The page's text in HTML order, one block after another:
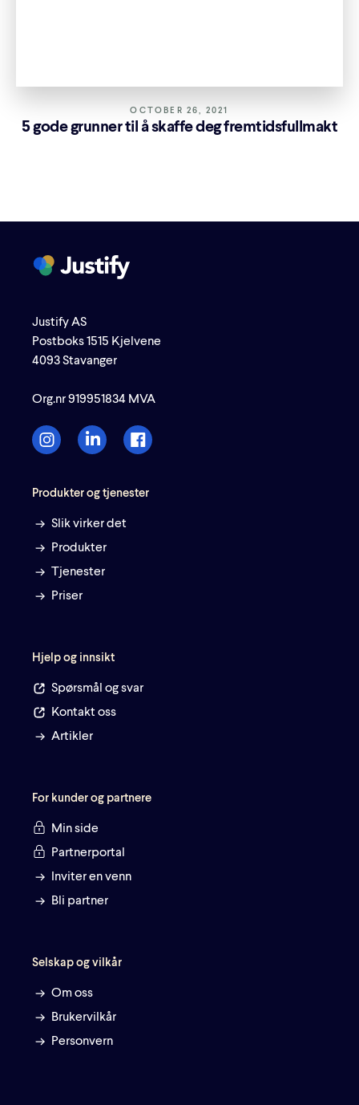
OCTOBER 26, 2021
5 gode grunner til å skaffe deg fremtidsfullmakt
Justify AS
Postboks 1515 Kjelvene
4093 Stavanger
Org.nr 919951834 MVA
Produkter og tjenester
Slik virker det
Produkter
Tjenester
Priser
Hjelp og innsikt
Spørsmål og svar
Kontakt oss
Artikler
For kunder og partnere
Min side
Partnerportal
Inviter en venn
Bli partner
Selskap og vilkår
Om oss
Brukervilkår
Personvern